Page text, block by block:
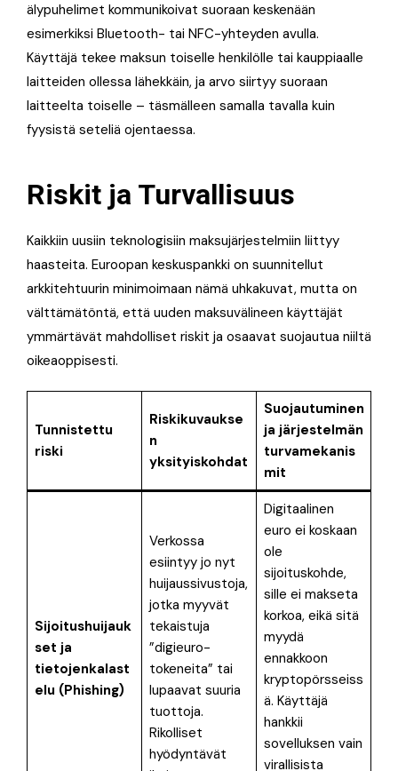
älypuhelimet kommunikoivat suoraan keskenään
esimerkiksi Bluetooth- tai NFC-yhteyden avulla.
Käyttäjä tekee maksun toiselle henkilölle tai kauppiaalle
laitteiden ollessa lähekkäin, ja arvo siirtyy suoraan
laitteelta toiselle – täsmälleen samalla tavalla kuin
fyysistä seteliä ojentaessa.
Riskit ja Turvallisuus
Kaikkiin uusiin teknologisiin maksujärjestelmiin liittyy
haasteita. Euroopan keskuspankki on suunnitellut
arkkitehtuurin minimoimaan nämä uhkakuvat, mutta on
välttämätöntä, että uuden maksuvälineen käyttäjät
ymmärtävät mahdolliset riskit ja osaavat suojautua niiltä
oikeaoppisesti.
Tunnistettu
riski
Riskikuvaukse
n
yksityiskohdat
Suojautuminen
ja järjestelmän
turvamekanis
mit
Sijoitushuijauk
set ja
tietojenkalast
elu (Phishing)
Verkossa
esiintyy jo nyt
huijaussivustoja,
jotka myyvät
tekaistuja
”digieuro-
tokeneita” tai
lupaavat suuria
tuottoja.
Rikolliset
hyödyntävät
Digitaalinen
euro ei koskaan
ole
sijoituskohde,
sille ei makseta
korkoa, eikä sitä
myydä
ennakkoon
kryptopörsseiss
ä. Käyttäjä
hankkii
sovelluksen vain
virallisista